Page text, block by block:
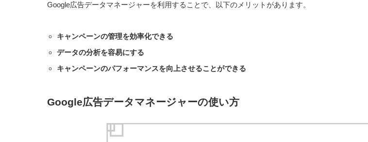
Google広告データマネージャーを利用することで、以下のメリットがあります。
キャンペーンの管理を効率化できる
データの分析を容易にする
キャンペーンのパフォーマンスを向上させることができる
Google広告データマネージャーの使い方